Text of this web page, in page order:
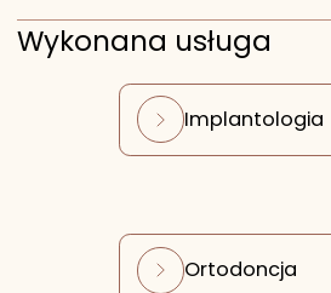
Wykonana usługa
Implantologia
Ortodoncja